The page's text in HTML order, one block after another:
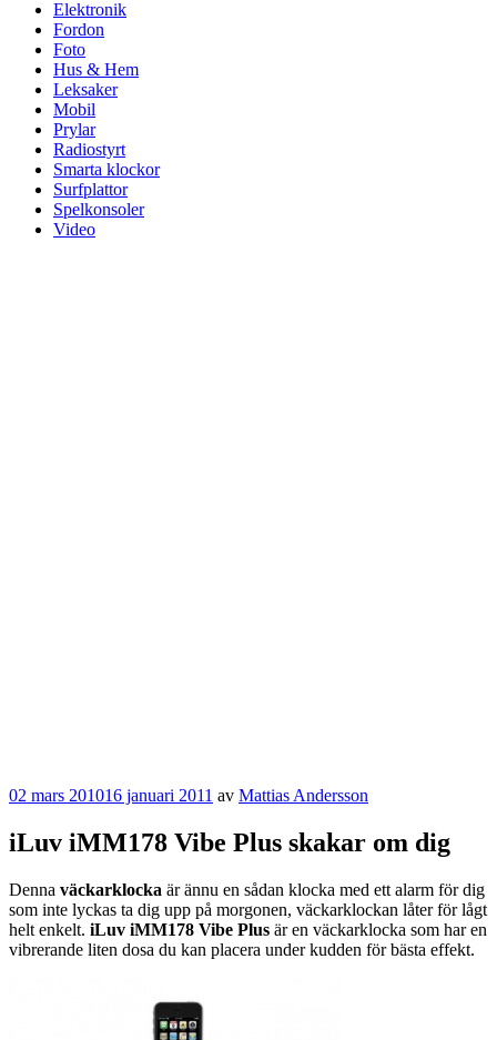
Elektronik
Fordon
Foto
Hus & Hem
Leksaker
Mobil
Prylar
Radiostyrt
Smarta klockor
Surfplattor
Spelkonsoler
Video
Publicerat
02 mars 201016 januari 2011 av Mattias Andersson
iLuv iMM178 Vibe Plus skakar om dig
Denna väckarklocka är ännu en sådan klocka med ett alarm för dig
som inte lyckas ta dig upp på morgonen, väckarklockan låter för lågt
helt enkelt. iLuv iMM178 Vibe Plus är en väckarklocka som har en
vibrerande liten dosa du kan placera under kudden för bästa effekt.